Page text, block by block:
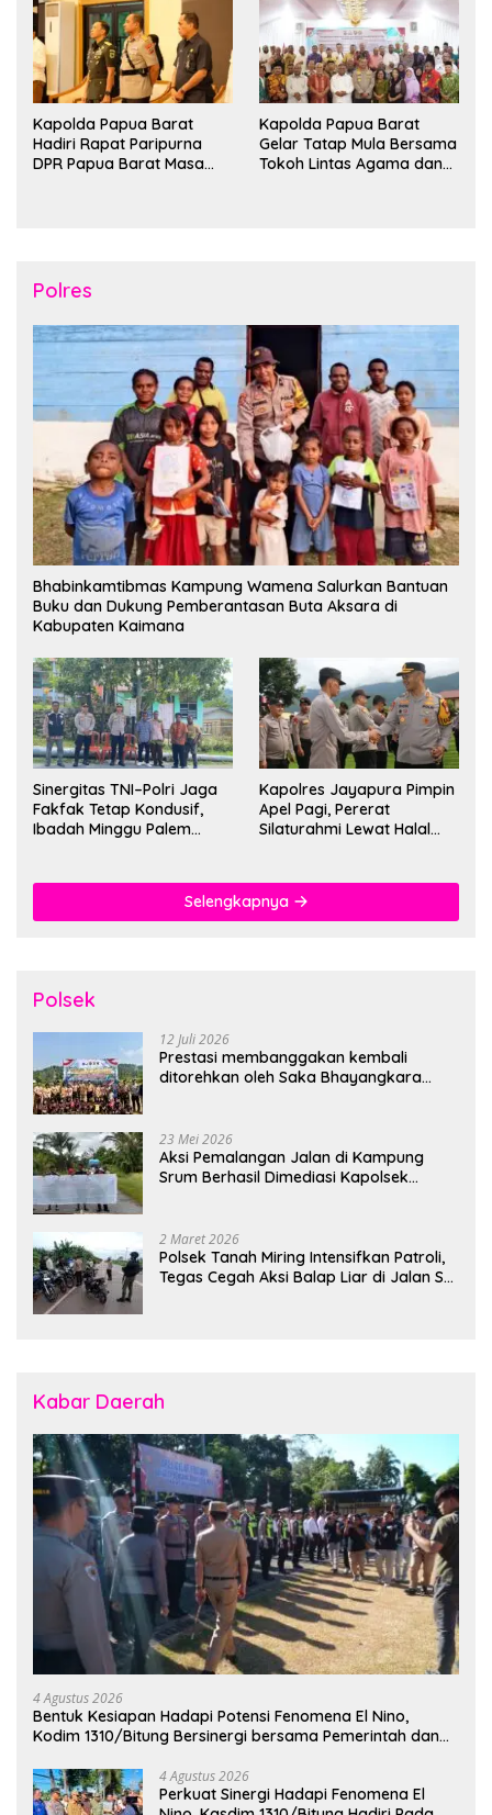
Kapolda Papua Barat
Hadiri Rapat Paripurna
DPR Papua Barat Masa
Kapolda Papua Barat
Gelar Tatap Mula Bersama
Tokoh Lintas Agama dan
Polres
Bhabinkamtibmas Kampung Wamena Salurkan Bantuan
Buku dan Dukung Pemberantasan Buta Aksara di
Kabupaten Kaimana
Sinergitas TNI–Polri Jaga
Fakfak Tetap Kondusif,
Ibadah Minggu Palem
Kapolres Jayapura Pimpin
Apel Pagi, Pererat
Silaturahmi Lewat Halal
Selengkapnya
Polsek
12 Juli 2026
Prestasi membanggakan kembali
ditorehkan oleh Saka Bhayangkara
23 Mei 2026
Aksi Pemalangan Jalan di Kampung
Srum Berhasil Dimediasi Kapolsek
2 Maret 2026
Polsek Tanah Miring Intensifkan Patroli,
Tegas Cegah Aksi Balap Liar di Jalan SP
Kabar Daerah
4 Agustus 2026
Bentuk Kesiapan Hadapi Potensi Fenomena El Nino,
Kodim 1310/Bitung Bersinergi bersama Pemerintah dan
Bencana
4 Agustus 2026
Perkuat Sinergi Hadapi Fenomena El